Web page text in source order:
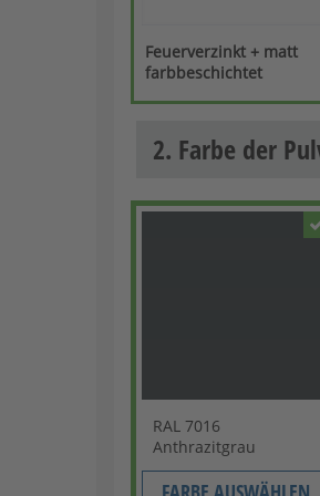
Feuerverzinkt + matt
farbbeschichtet
2. Farbe der
RAL 7016
Anthrazitgrau